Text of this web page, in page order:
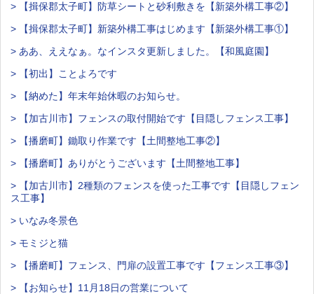
> 【揖保郡太子町】防草シートと砂利敷きを【新築外構工事②】
> 【揖保郡太子町】新築外構工事はじめます【新築外構工事①】
> ああ、ええなぁ。なインスタ更新しました。【和風庭園】
> 【初出】ことよろです
> 【納めた】年末年始休暇のお知らせ。
> 【加古川市】フェンスの取付開始です【目隠しフェンス工事】
> 【播磨町】鋤取り作業です【土間整地工事②】
> 【播磨町】ありがとうございます【土間整地工事】
> 【加古川市】2種類のフェンスを使った工事です【目隠しフェン
ス工事】
> いなみ冬景色
> モミジと猫
> 【播磨町】フェンス、門扉の設置工事です【フェンス工事③】
> 【お知らせ】11月18日の営業について